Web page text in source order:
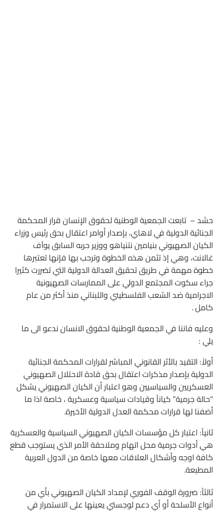
حشد – تابعت الجمعية الوطنية لحقوق الإنسان قرار المحكمة
الجنائية الدولية في لاهاي، بإصدار أوامر اعتقال بحق رئيس وزراء
الكيان الصهيوني بنيامين نتنياهو ووزير حربه السابق يوآف
غالانت، وهي إذ تثمن هذه الخطوة وترحب بها فإنها تعتبرها
خطوة مهمة في طريق تحقيق العدالة الدولية التي تضررت كثيرا
جراء سكوت المجتمع الدولي على الممارسات الصهيونية
الاجرامية ضد الشعب الفلسطيني واللبناني منذ أكثر من عام
كامل .
وعليه فاننا في الجمعية الوطنية لحقوق الانسان ندعو الى ما
يلي :
أولاً: التقيد بالأثر القانوني المباشر لقرارات المحكمة الجنائية
الدولية بإصدار مذكرات اعتقال بحق قادة الاحتلال الصهيوني
العسكريين والسياسيين وهو اعتبار أن الكيان الصهيوني يشكل
“حالة جرمية” كياناً وقيادات سياسية وعسكرية ، خاصة اذا ما
أضفنا لها قرارات محكمة العدل الدولية الأخيرة.
ثانياً: اعتبار كل مؤسسات الكيان الصهيوني السياسية والعسكرية
هي أدوات جرمية محل اتهام وملاحقة الأمر الذي يستوجب قطع
كافة اوجه وأشكال العلاقات معها خاصة من الدول العربية
المطبعة.
ثالثاً: ضرورة الوقف الفوري لإمداد الكيان الصهيوني بأي من
أنواع الأسلحة أو أي دعم لوجستي يعينها على الاستمرار في